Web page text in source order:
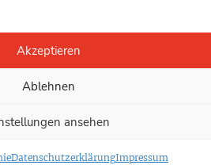
Akzeptieren
Ablehnen
ansehen
DatenschutzerklärungImpressum